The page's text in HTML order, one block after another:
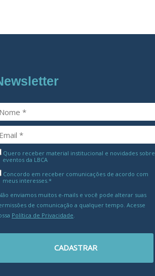
Quero receber material institucional e novidades sobre
eventos da LBCA
Concordo em receber comunicações de acordo com
meus interesses.*
enviamos muitos e-mails e você pode alterar suas
de comunicação a qualquer tempo. Acesse
Política de Privacidade
CADASTRAR